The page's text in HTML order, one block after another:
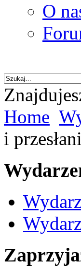
O
Home
i